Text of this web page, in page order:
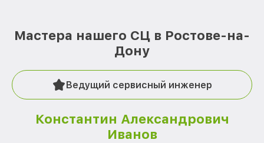
Мастера нашего СЦ в Ростове-на-
Дону
Ведущий сервисный инженер
Константин Александрович
Иванов